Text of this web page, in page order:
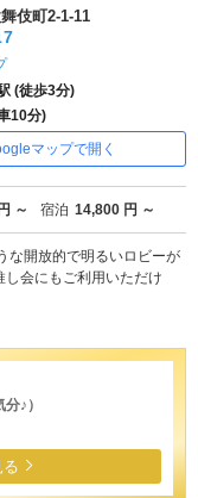
伎町2-1-11
(徒歩3分)
10分)
マップで開く
～ 宿泊 14,800 円 ～
な開放的で明るいロビーが
し会にもご利用いただけ
♪）